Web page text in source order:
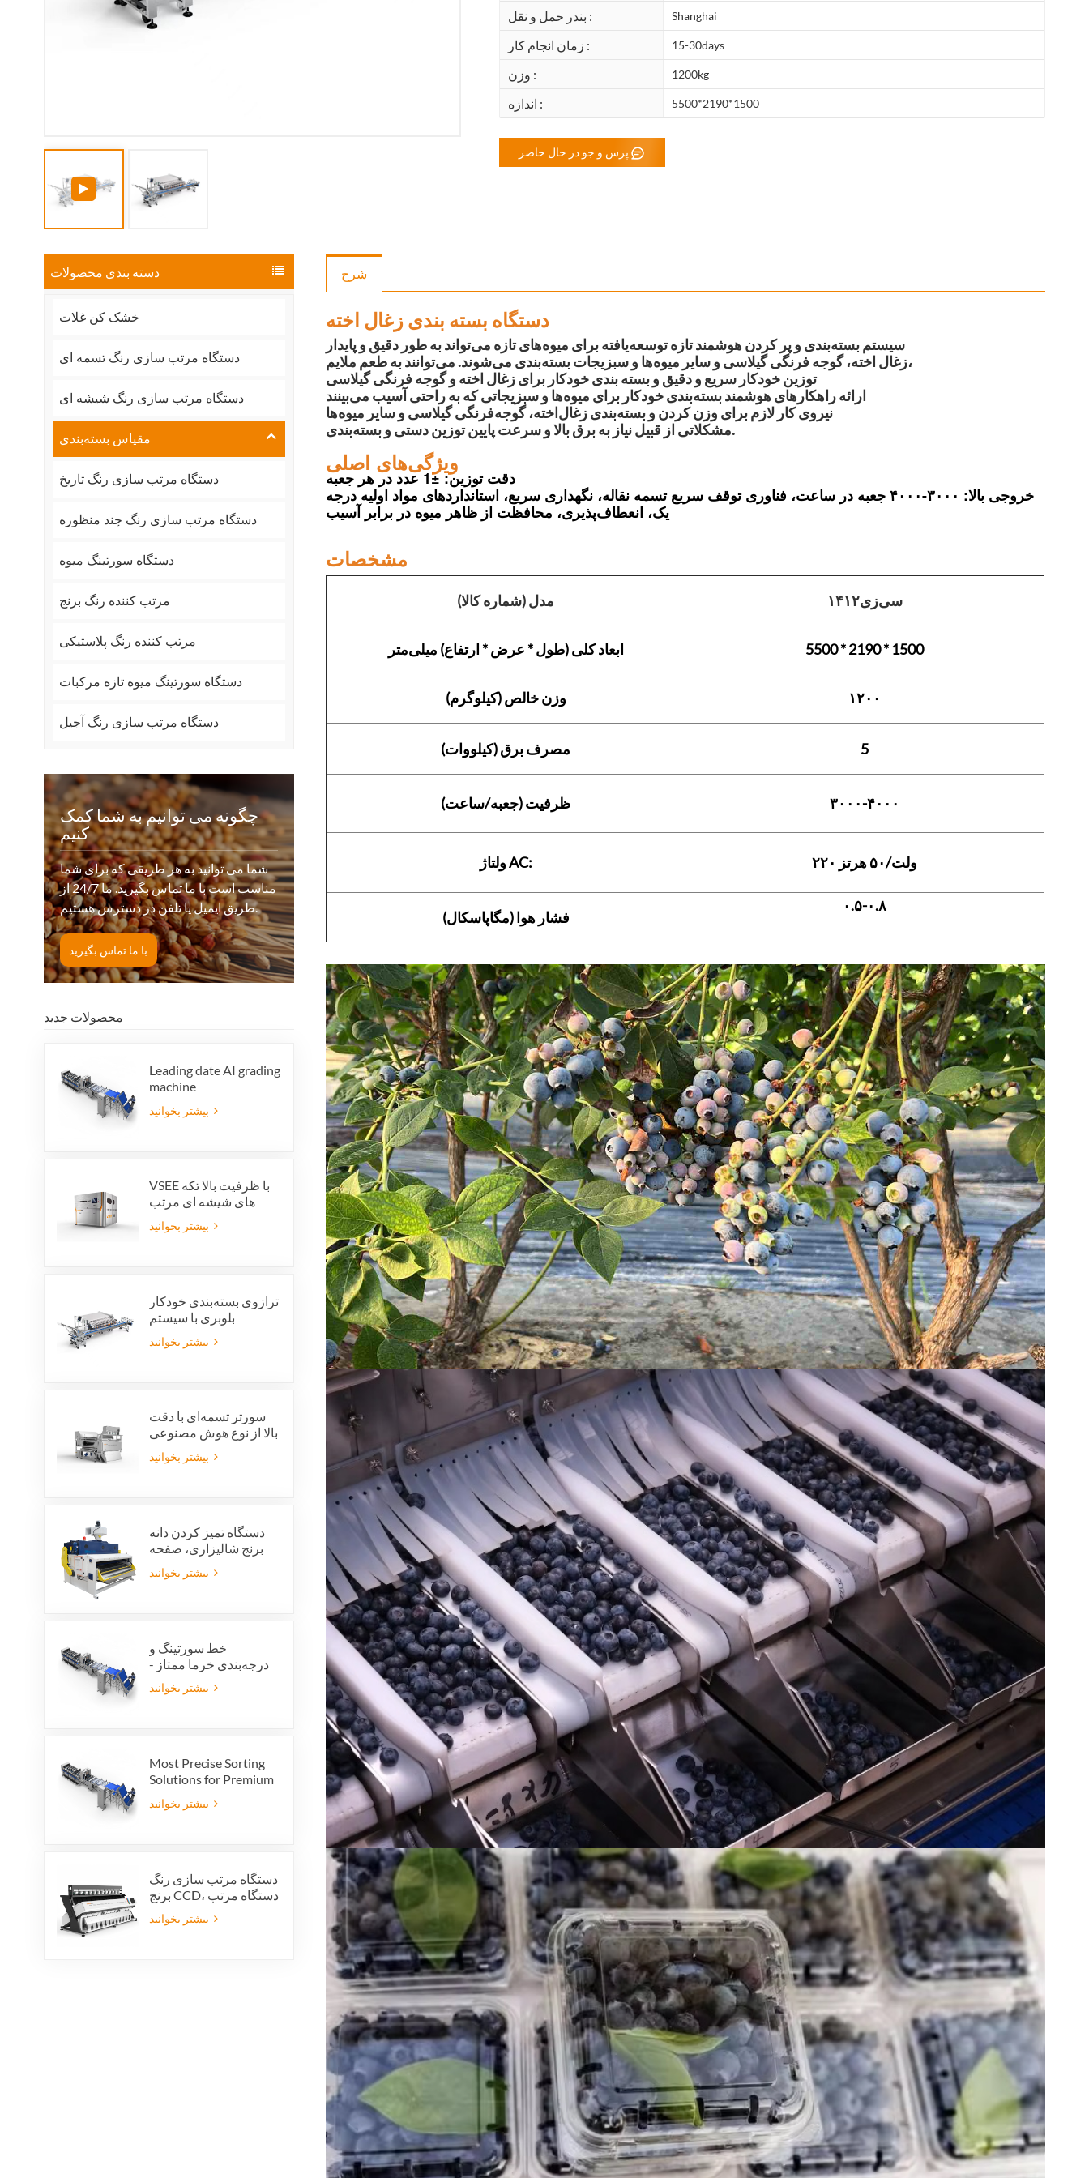
بندر حمل و نقل : Shanghai
زمان انجام کار : 15-30days
وزن : 1200kg
اندازه : 5500*2190*1500
پرس و جو در حال حاضر
دسته بندی محصولات
خشک کن غلات
دستگاه مرتب سازی رنگ تسمه ای
دستگاه مرتب سازی رنگ شیشه ای
مقیاس بسته‌بندی
دستگاه مرتب سازی رنگ تاریخ
دستگاه مرتب سازی رنگ چند منظوره
دستگاه سورتینگ میوه
مرتب کننده رنگ برنج
مرتب کننده رنگ پلاستیکی
دستگاه سورتینگ میوه تازه مرکبات
دستگاه مرتب سازی رنگ آجیل
چگونه می توانیم به شما کمک
کنیم
شما می توانید به هر طریقی که برای شما
مناسب است با ما تماس بگیرید. ما 24/7 از
طریق ایمیل یا تلفن در دسترس هستیم.
با ما تماس بگیرید
محصولات جدید
Leading date AI grading
machine
VSEE با ظرفیت بالا تکه
های شیشه ای مرتب
کننده رنگ ماشین آلات
مرتب سازی رنگ شیشه
ترازوی بسته‌بندی خودکار
بلوبری با سیستم
یکپارچه‌ی رد بسته‌بندی و
صرفه‌جویی در نیروی کار
سورتر تسمه‌ای با دقت
بالا از نوع هوش مصنوعی
ویژن
دستگاه تمیز کردن دانه
برنج شالیزاری، صفحه
تمیز کردن ارتعاشی
شالیزاری، الک ارتعاشی،
خط سورتینگ و
درجه‌بندی خرما ممتاز -
ارزش محصول و سود
صادراتی خود را افزایش
Most Precise Sorting
Solutions for Premium
Quality Dates, Date
Grader powered by
دستگاه مرتب سازی رنگ
برنج CCD، دستگاه مرتب
سازی خودکار شکل دانه
برنج، دستگاه مرتب
شرح
دستگاه بسته بندی زغال اخته
سیستم بسته‌بندی و پر کردن هوشمند تازه توسعه‌یافته برای میوه‌های تازه می‌تواند به طور دقیق و پایدار
زغال اخته، گوجه فرنگی گیلاسی و سایر میوه‌ها و سبزیجات بسته‌بندی می‌شوند. می‌توانند به طعم ملایم،
توزین خودکار سریع و دقیق و بسته بندی خودکار برای زغال اخته و گوجه فرنگی گیلاسی
ارائه راهکارهای هوشمند بسته‌بندی خودکار برای میوه‌ها و سبزیجاتی که به راحتی آسیب می‌بینند
نیروی کار لازم برای وزن کردن و بسته‌بندی زغال‌اخته، گوجه‌فرنگی گیلاسی و سایر میوه‌ها
مشکلاتی از قبیل نیاز به برق بالا و سرعت پایین توزین دستی و بسته‌بندی.
ویژگی‌های اصلی
دقت توزین: ±1 عدد در هر جعبه
خروجی بالا: ۳۰۰۰-۴۰۰۰ جعبه در ساعت، فناوری توقف سریع تسمه نقاله، نگهداری سریع، استانداردهای مواد اولیه درجه
یک، انعطاف‌پذیری، محافظت از ظاهر میوه در برابر آسیب
مشخصات
مدل (شماره کالا) ۱۴سی‌زی۱۲
ابعاد کلی (طول * عرض * ارتفاع) میلی‌متر 5500 * 2190 * 1500
وزن خالص (کیلوگرم) ۱۲۰۰
مصرف برق (کیلووات) 5
ظرفیت (جعبه/ساعت) ۳۰۰۰-۴۰۰۰
ولتاژ AC: ۲۲۰ ولت/۵۰ هرتز
فشار هوا (مگاپاسکال)
۰.۵-۰.۸